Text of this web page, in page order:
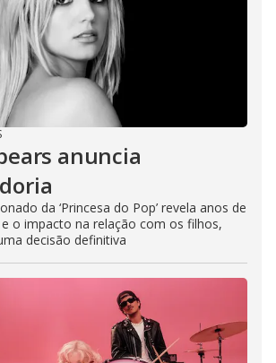
anuncia
da ‘Princesa do Pop’ revela anos de
o impacto na relação com os filhos,
decisão definitiva